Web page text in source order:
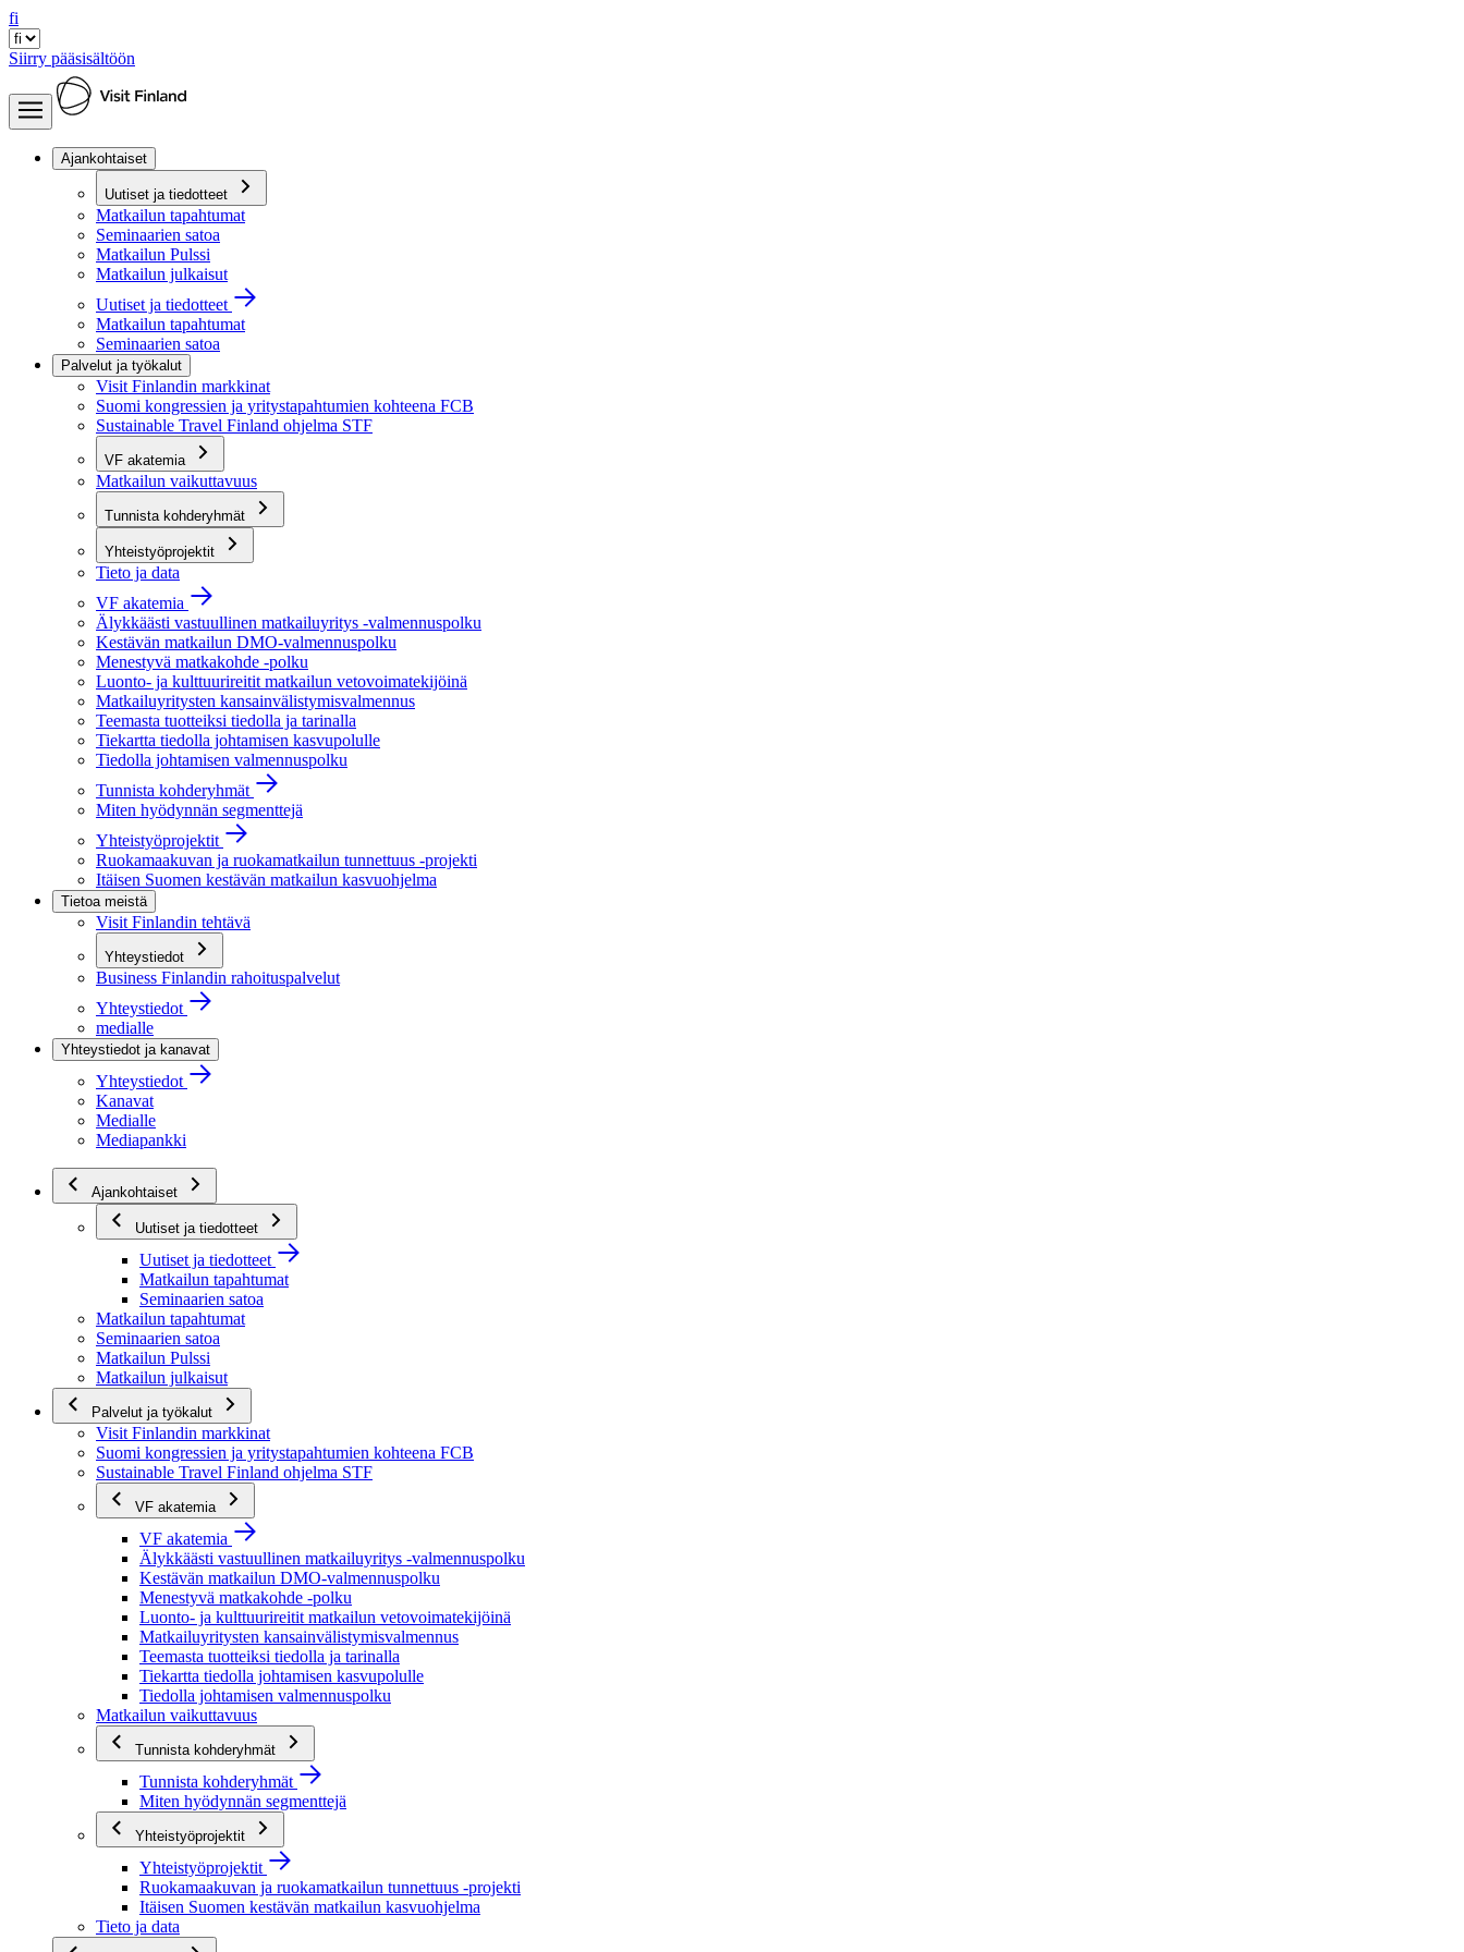
fi
Siirry pääsisältöön
Ajankohtaiset
Uutiset ja tiedotteet
Matkailun tapahtumat
Seminaarien satoa
Matkailun Pulssi
Matkailun julkaisut
Uutiset ja tiedotteet
Matkailun tapahtumat
Seminaarien satoa
Palvelut ja työkalut
Visit Finlandin markkinat
Suomi kongressien ja yritystapahtumien kohteena FCB
Sustainable Travel Finland ohjelma STF
VF akatemia
Matkailun vaikuttavuus
Tunnista kohderyhmät
Yhteistyöprojektit
Tieto ja data
VF akatemia
Älykkäästi vastuullinen matkailuyritys -valmennuspolku
Kestävän matkailun DMO-valmennuspolku
Menestyvä matkakohde -polku
Luonto- ja kulttuurireitit matkailun vetovoimatekijöinä
Matkailuyritysten kansainvälistymisvalmennus
Teemasta tuotteiksi tiedolla ja tarinalla
Tiekartta tiedolla johtamisen kasvupolulle
Tiedolla johtamisen valmennuspolku
Tunnista kohderyhmät
Miten hyödynnän segmenttejä
Yhteistyöprojektit
Ruokamaakuvan ja ruokamatkailun tunnettuus -projekti
Itäisen Suomen kestävän matkailun kasvuohjelma
Tietoa meistä
Visit Finlandin tehtävä
Yhteystiedot
Business Finlandin rahoituspalvelut
Yhteystiedot
medialle
Yhteystiedot ja kanavat
Yhteystiedot
Kanavat
Medialle
Mediapankki
Ajankohtaiset
Uutiset ja tiedotteet
Uutiset ja tiedotteet
Matkailun tapahtumat
Seminaarien satoa
Matkailun tapahtumat
Seminaarien satoa
Matkailun Pulssi
Matkailun julkaisut
Palvelut ja työkalut
Visit Finlandin markkinat
Suomi kongressien ja yritystapahtumien kohteena FCB
Sustainable Travel Finland ohjelma STF
VF akatemia
VF akatemia
Älykkäästi vastuullinen matkailuyritys -valmennuspolku
Kestävän matkailun DMO-valmennuspolku
Menestyvä matkakohde -polku
Luonto- ja kulttuurireitit matkailun vetovoimatekijöinä
Matkailuyritysten kansainvälistymisvalmennus
Teemasta tuotteiksi tiedolla ja tarinalla
Tiekartta tiedolla johtamisen kasvupolulle
Tiedolla johtamisen valmennuspolku
Matkailun vaikuttavuus
Tunnista kohderyhmät
Tunnista kohderyhmät
Miten hyödynnän segmenttejä
Yhteistyöprojektit
Yhteistyöprojektit
Ruokamaakuvan ja ruokamatkailun tunnettuus -projekti
Itäisen Suomen kestävän matkailun kasvuohjelma
Tieto ja data